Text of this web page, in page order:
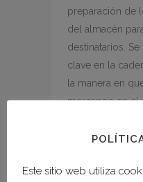
preparación de
del almacén
destinatarios.
clave en la
la manera en
mercancía en el
READ MORE
Este sitio web utiliza